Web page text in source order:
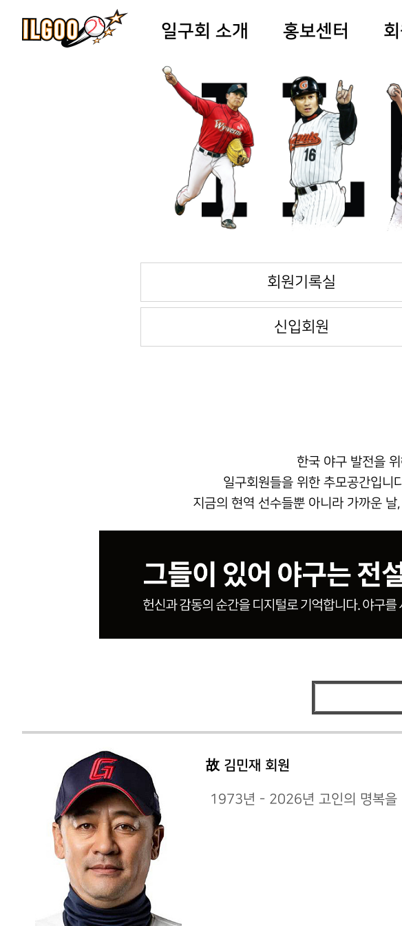
일구회 소개 홍보센터
회원기록실
신입회원
한국 야구 발전을
일구회원들을 위한 추모공간입니
지금의 현역 선수들뿐 아니라 가까운
故 김민재 회원
1973년 - 2026년 고인의 명복을